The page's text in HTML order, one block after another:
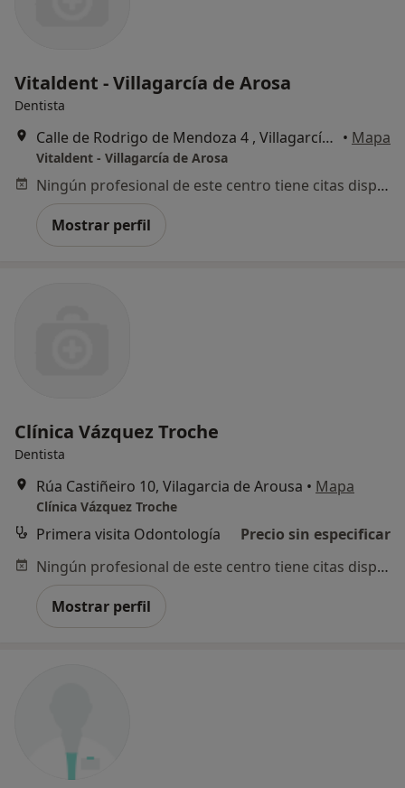
Vitaldent - Villagarcía de Arosa
Dentista
Calle de Rodrigo de Mendoza 4 , Villagarcía de Arosa • Mapa
Vitaldent - Villagarcía de Arosa
Ningún profesional de este centro tiene citas disponibles
Mostrar perfil
Clínica Vázquez Troche
Dentista
Rúa Castiñeiro 10, Vilagarcia de Arousa • Mapa
Clínica Vázquez Troche
Primera visita Odontología
Precio sin especificar
Ningún profesional de este centro tiene citas disponibles
Mostrar perfil